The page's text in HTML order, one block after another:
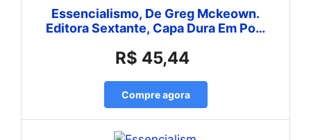
Essencialismo, De Greg Mckeown.
Editora Sextante, Capa Dura Em Po…
R$ 45,44
Compre agora